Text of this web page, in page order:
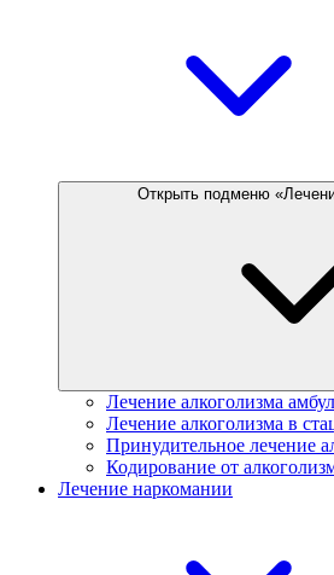
Открыть подменю
Лечение алкоголизма
Лечение алкоголизма в
Принудительное лечение
Кодирование от
Лечение наркомании